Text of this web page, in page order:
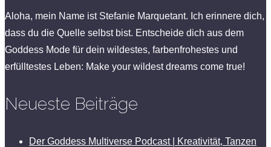
Aloha, mein Name ist Stefanie Marquetant. Ich erinnere dich,
dass du die Quelle selbst bist. Entscheide dich aus dem
Goddess Mode für dein wildestes, farbenfrohestes und
erfülltestes Leben: Make your wildest dreams come true!
Neueste Beiträge
Der Goddess Multiverse Podcast | Kreativität, Tanzen